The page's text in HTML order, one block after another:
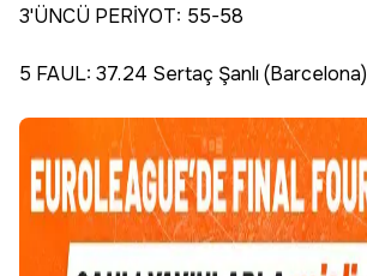
3'ÜNCÜ PERİYOT: 55-58
5 FAUL: 37.24 Sertaç Şanlı (Barcelona)